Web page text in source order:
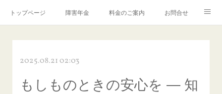
トップページ 障害年金 料金のご案内 お問合せ
2025.08.21 02:03
もしものときの安心を ― 知